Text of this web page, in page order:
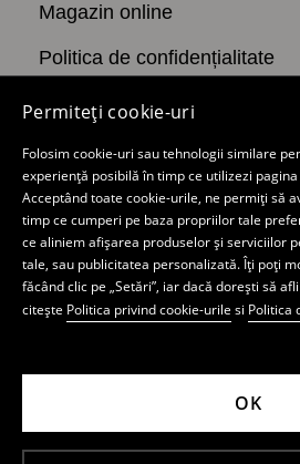
Permiteți cookie-uri
Folosim cookie-uri sau tehnologii similare
experiență posibilă în timp ce utilizezi
Acceptând toate cookie-urile, ne permiți să
timp ce cumperi pe baza propriilor tale
ce aliniem afișarea produselor și serviciilor
tale, sau publicitatea personalizată. Îți poți
făcând clic pe „Setări”, iar dacă dorești să
citește Politica privind cookie-urile si Politica
OK
Magazin online
Politica de confidențialitate
Contul meu
Mohito
Aplicatie de mobil
Magazin staţionar
Newsletter
LPP ROMANIA FASHION SRL
84-102, Cod Postal 010735,
înmatriculată la Registrul